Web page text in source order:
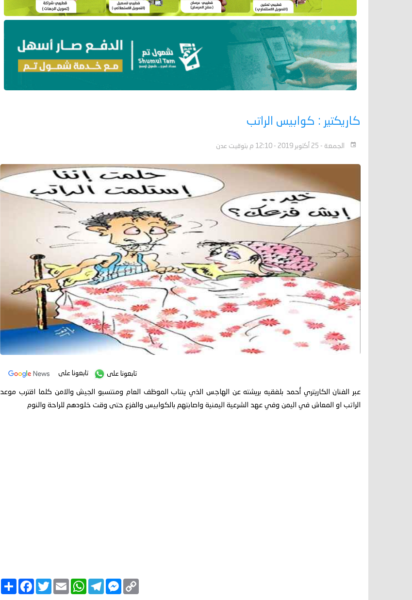
كاريكتير : كوابيس الراتب
الجمعة - 25 أكتوبر 2019 - 12:10 م بتوقيت عدن
تابعونا على تابعونا على
عبر الفنان الكاريتري أحمد بلفقيه بريشته عن الهاجس الذي ينتاب الموظف العام ومنتسبو الجيش والامن كلما اقترب موعد
الراتب او المعاش في اليمن وفي عهد الشرعية اليمنية واصابتهم بالكوابيس والفزع حتى وقت خلودهم للراحة والنوم
ا
ن
F
a
T
w
E
m
W
h
T
e
M
e
C
o